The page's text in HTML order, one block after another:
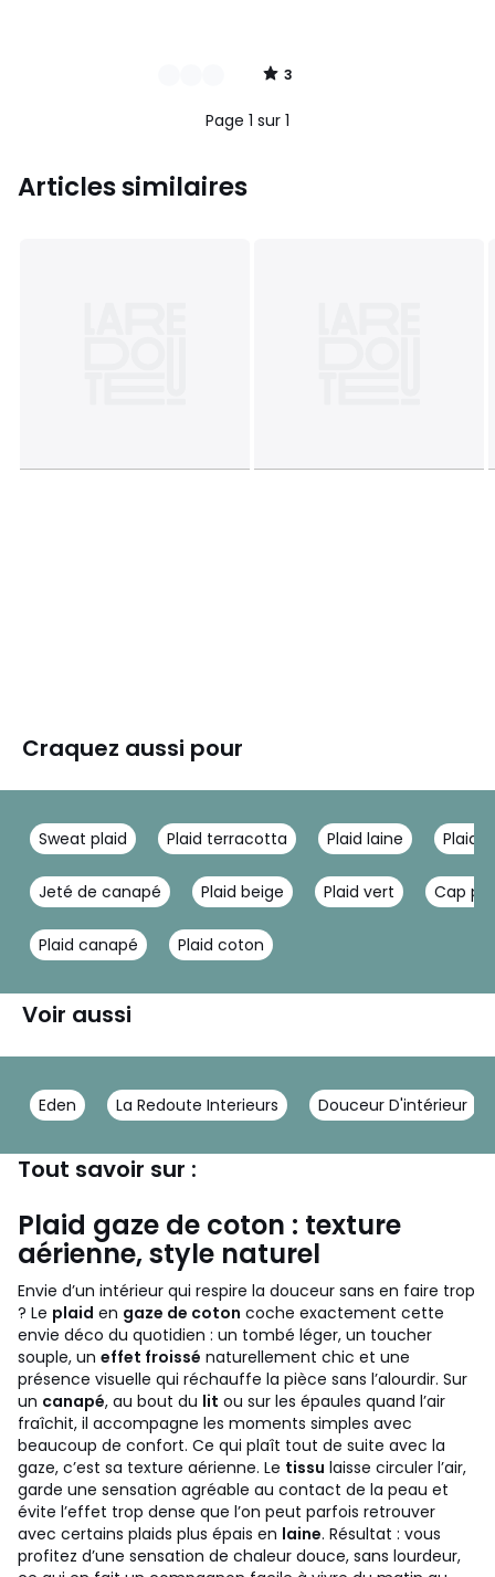
3
/
Page 1 sur 1
Articles similaires
Craquez aussi pour
Sweat plaid Plaid terracotta Plaid laine Plaid
Jeté de canapé Plaid beige Plaid vert Cap
Plaid canapé Plaid coton
Voir aussi
Eden La Redoute Interieurs Douceur D'intérieur
Tout savoir sur :
Plaid gaze de coton : texture
aérienne, style naturel
Envie d’un intérieur qui respire la douceur sans en faire trop
? Le plaid en gaze de coton coche exactement cette
envie déco du quotidien : un tombé léger, un toucher
souple, un effet froissé naturellement chic et une
présence visuelle qui réchauffe la pièce sans l’alourdir. Sur
un canapé, au bout du lit ou sur les épaules quand l’air
fraîchit, il accompagne les moments simples avec
beaucoup de confort. Ce qui plaît tout de suite avec la
gaze, c’est sa texture aérienne. Le tissu laisse circuler l’air,
garde une sensation agréable au contact de la peau et
évite l’effet trop dense que l’on peut parfois retrouver
avec certains plaids plus épais en laine. Résultat : vous
profitez d’une sensation de chaleur douce, sans lourdeur,